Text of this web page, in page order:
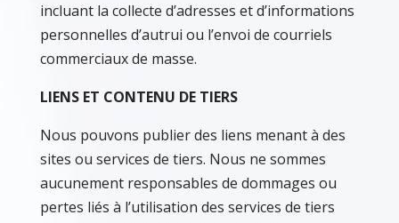
incluant la collecte d’adresses et d’informations
personnelles d’autrui ou l’envoi de courriels
commerciaux de masse.
LIENS ET CONTENU DE TIERS
Nous pouvons publier des liens menant à des
sites ou services de tiers. Nous ne sommes
aucunement responsables de dommages ou
pertes liés à l’utilisation des services de tiers